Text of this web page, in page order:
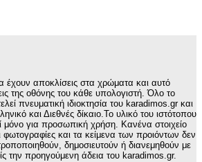
έχουν αποκλίσεις στα χρώματα και αυτό
της οθόνης του κάθε υπολογιστή. Όλο το
πνευματική ιδιοκτησία του karadimos.gr και
και Διεθνές δίκαιο.Το υλικό του ιστότοπου
μόνο για προσωπική χρήση. Κανένα στοιχείο
φωτογραφίες και τα κείμενα των προιόντων δεν
δημοσιευτούν ή διανεμηθούν με
την προηγούμενη άδεια του karadimos.gr.